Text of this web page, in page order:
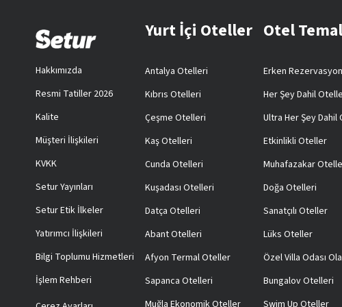
Hakkımızda
Resmi Tatiller 2026
Kalite
Müşteri İlişkileri
KVKK
Setur Yayınları
Setur Etik İlkeler
Yatırımcı İlişkileri
Bilgi Toplumu Hizmetleri
İşlem Rehberi
Yurt İçi Oteller
Antalya Otelleri
Kıbrıs Otelleri
Çeşme Otelleri
Kaş Otelleri
Cunda Otelleri
Kuşadası Otelleri
Datça Otelleri
Abant Otelleri
Afyon Termal Oteller
Sapanca Otelleri
Muğla Ekonomik Oteller
Otel
Erken
Her Şey Dahil
Ultra Her Şey Dahil
Etkinlikli Oteller
Muhafazakar
Doğa Otelleri
Sanatçılı Oteller
Lüks Oteller
Özel Villa Odası
Bungalov Otelleri
Swim Up Oteller